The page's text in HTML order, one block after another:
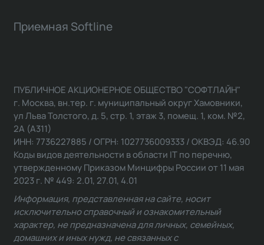
Приемная Softline
ПУБЛИЧНОЕ АКЦИОНЕРНОЕ ОБЩЕСТВО "СОФТЛАЙН"
г. Москва, вн.тер. г. муниципальный округ Хамовники,
ул Льва Толстого, д. 5, стр. 1, этаж 3, помещ. 1, ком. №2,
2А (А311)
ИНН: 7736227885 / ОГРН: 1027736009333 / ОКВЭД: 46.90
Коды видов деятельности в области IT по перечню,
утвержденному Приказом Минцифры России от 11 мая
2023 г. № 449: 2.01, 27.01, 4.01
Информация, представленная на сайте, носит
исключительно справочный и ознакомительный
характер, не предназначена для личных, семейных,
домашних и иных нужд, не связанных с